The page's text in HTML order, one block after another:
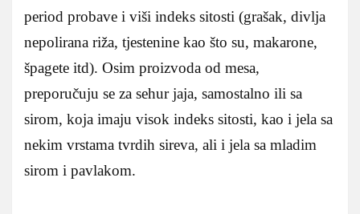
period probave i viši indeks sitosti (grašak, divlja
nepolirana riža, tjestenine kao što su, makarone,
špagete itd). Osim proizvoda od mesa,
preporučuju se za sehur jaja, samostalno ili sa
sirom, koja imaju visok indeks sitosti, kao i jela sa
nekim vrstama tvrdih sireva, ali i jela sa mladim
sirom i pavlakom.